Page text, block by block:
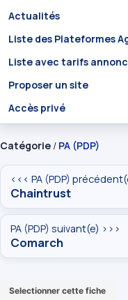
Actualités
Liste des Plateformes
Liste avec tarifs
Proposer un site
Accès privé
Catégorie / PA (PDP)
<<< PA (PDP)
Chaintrust
PA (PDP) suivant(e) >>>
Comarch
Selectionner cette fiche